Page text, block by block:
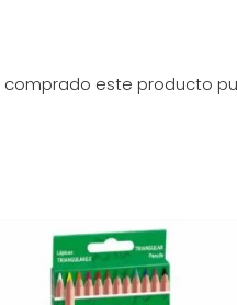
este producto